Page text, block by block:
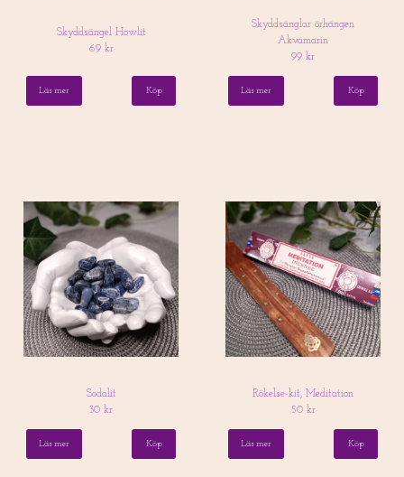
Skyddsängel Howlit
69 kr
Läs mer
Skyddsänglar örhängen
Akvamarin
99 kr
Läs mer
Sodalit
30 kr
Läs mer Köp
Rökelse-kit, Meditation
50 kr
Läs mer